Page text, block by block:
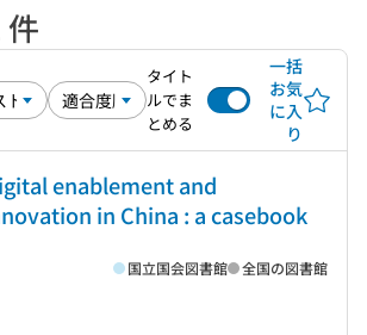
タイト
ルでま
とめる
一括
お気
に入
り
enablement and
in China : a casebook
国立国会図書館 全国の図書館